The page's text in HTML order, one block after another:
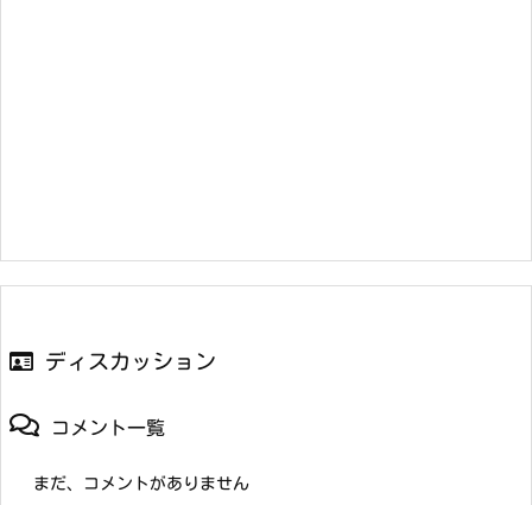
ディスカッション
コメント一覧
まだ、コメントがありません